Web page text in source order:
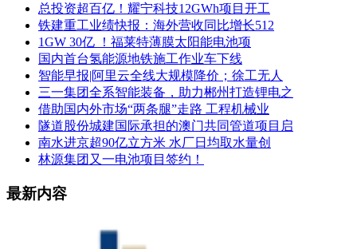
总投资超百亿！耀宁科技12GWh项目开工
铁建重工业绩快报：海外营收同比增长512
1GW 30亿 ！福莱特薄膜太阳能电池项
国内首台氢能源地铁施工作业车下线
智能早报|阿里云全线大规模降价；徐工无人
三一集团全系智能装备，助力郴州打造锂电之
借助国内外市场“两条腿”走路 工程机械业
隧道股份城建国际承担的澳门共同管道项目启
南水进京超90亿立方米 水厂日均取水量创
林源集团又一电池项目签约！
最新内容